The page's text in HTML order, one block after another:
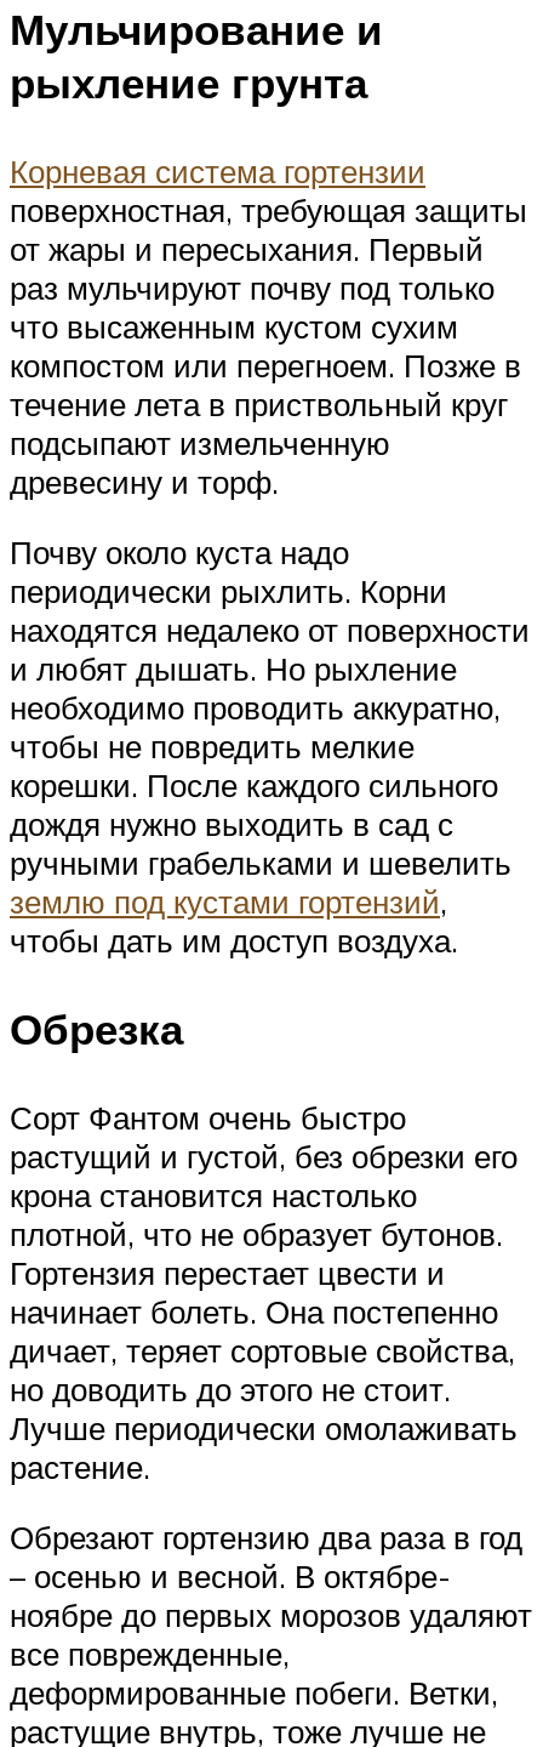
Мульчирование и
рыхление грунта
Корневая система гортензии
поверхностная, требующая защиты
от жары и пересыхания. Первый
раз мульчируют почву под только
что высаженным кустом сухим
компостом или перегноем. Позже в
течение лета в приствольный круг
подсыпают измельченную
древесину и торф.
Почву около куста надо
периодически рыхлить. Корни
находятся недалеко от поверхности
и любят дышать. Но рыхление
необходимо проводить аккуратно,
чтобы не повредить мелкие
корешки. После каждого сильного
дождя нужно выходить в сад с
ручными грабельками и шевелить
землю под кустами гортензий,
чтобы дать им доступ воздуха.
Обрезка
Сорт Фантом очень быстро
растущий и густой, без обрезки его
крона становится настолько
плотной, что не образует бутонов.
Гортензия перестает цвести и
начинает болеть. Она постепенно
дичает, теряет сортовые свойства,
но доводить до этого не стоит.
Лучше периодически омолаживать
растение.
Обрезают гортензию два раза в год
– осенью и весной. В октябре-
ноябре до первых морозов удаляют
все поврежденные,
деформированные побеги. Ветки,
растущие внутрь, тоже лучше не